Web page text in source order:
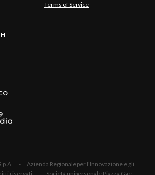
Terms of Service
- Azienda Regionale per l'Innovazione e gli
riservati - Società unipersonale Piazza Gae